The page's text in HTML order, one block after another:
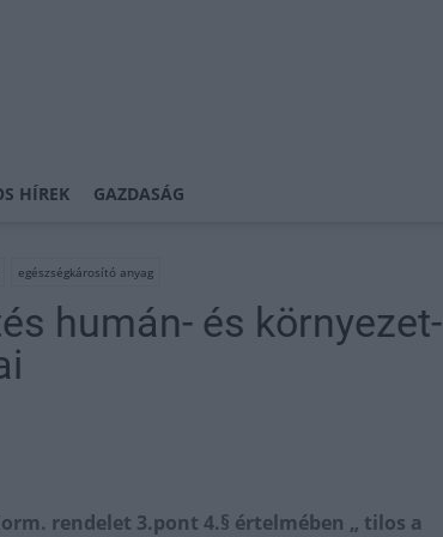
HÍREK GAZDASÁG
egészségkárosító anyag
humán- és környezet-
rendelet 3.pont 4.§ értelmében „ tilos a